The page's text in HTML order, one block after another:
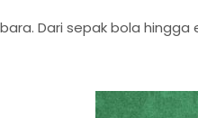
Dari sepak bola hingga